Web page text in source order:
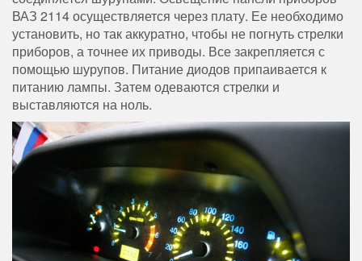
ВАЗ 2114 осуществляется через плату. Ее необходимо
установить, но так аккуратно, чтобы не погнуть стрелки
приборов, а точнее их приводы. Все закрепляется с
помощью шурупов. Питание диодов припаивается к
питанию лампы. Затем одеваются стрелки и
выставляются на ноль.